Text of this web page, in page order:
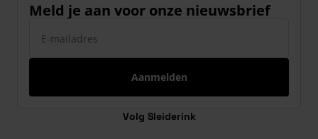
Meld je aan voor onze nieuwsbrief
Aanmelden
Volg Sleiderink